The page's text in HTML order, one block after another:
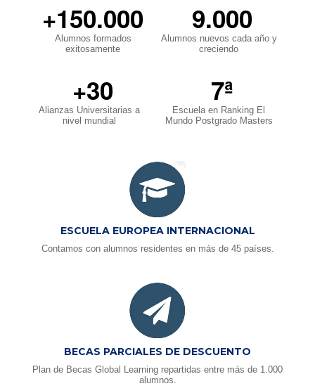
+150.000
Alumnos formados
exitosamente
9.000
Alumnos nuevos cada año y
creciendo
+30
Alianzas Universitarias a
nivel mundial
7ª
Escuela en Ranking El
Mundo Postgrado Masters
ESCUELA EUROPEA INTERNACIONAL
Contamos con alumnos residentes en más de 45 países.
BECAS PARCIALES DE DESCUENTO
Plan de Becas Global Learning repartidas entre más de 1.000
alumnos.